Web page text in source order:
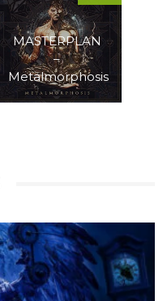
MASTERPLAN
–
Metalmorphosis